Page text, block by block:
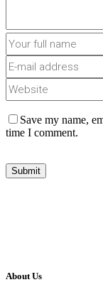
Save my name,
time I comment.
About Us